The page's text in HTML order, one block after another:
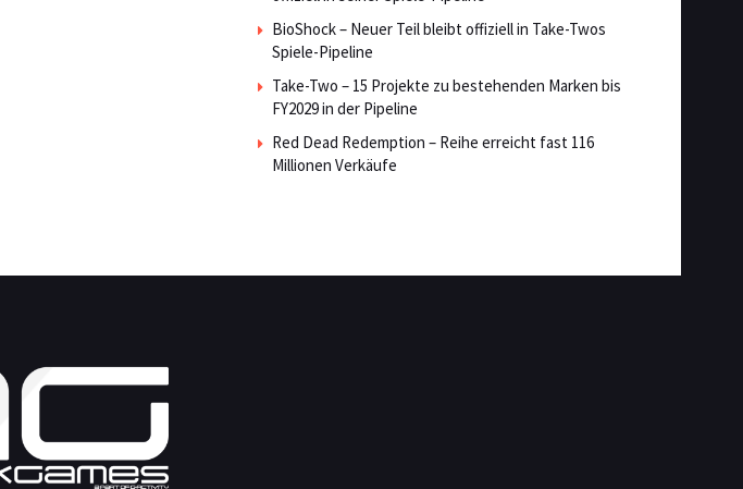
BioShock – Neuer Teil bleibt offiziell in Take-Twos
Spiele-Pipeline
Take-Two – 15 Projekte zu bestehenden Marken bis
FY2029 in der Pipeline
Red Dead Redemption – Reihe erreicht fast 116
Millionen Verkäufe